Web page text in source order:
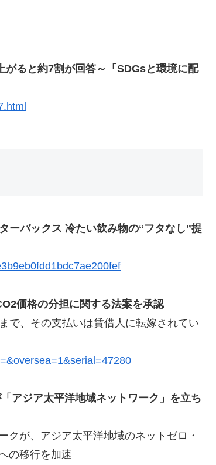
がると約7割が回答～「SDGsと環境に配
バックス 冷たい飲み物の“フタなし”提
価格の分担に関する法案を承認
で、その支払いは賃借人に転嫁されてい
アジア太平洋地域ネットワーク」を立ち
クが、アジア太平洋地域のネットゼロ・
の移行を加速